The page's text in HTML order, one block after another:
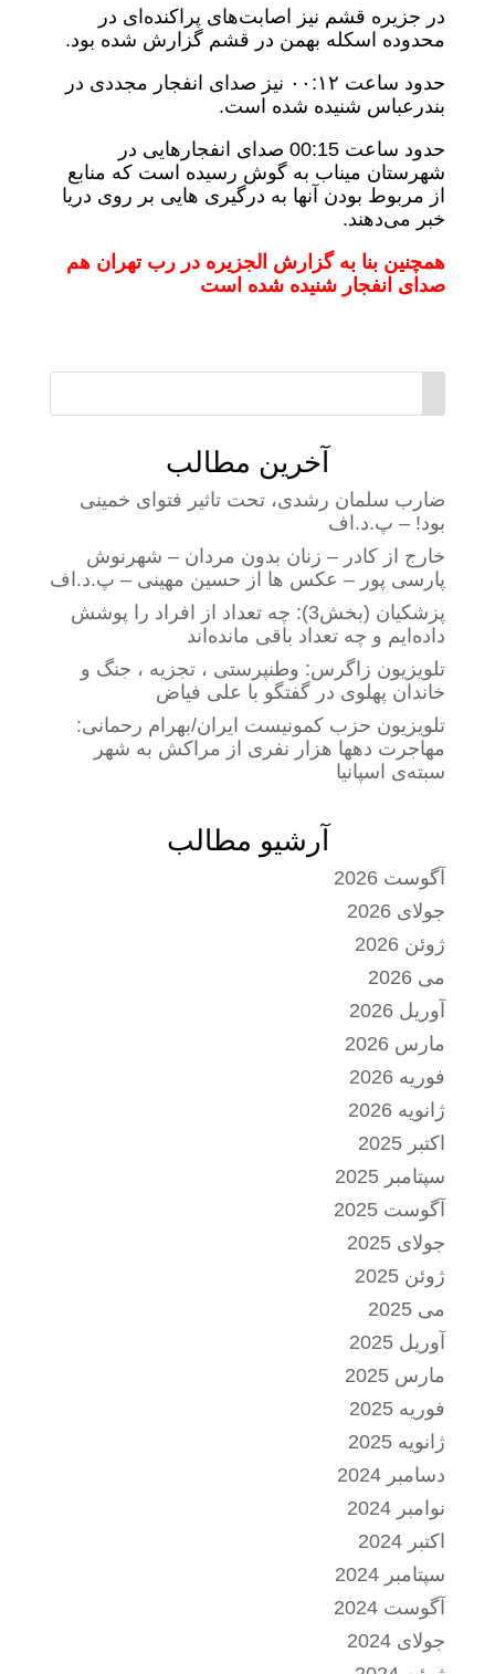
در جزیره قشم نیز اصابت‌های پراکنده‌ای در
محدوده اسکله بهمن در قشم گزارش شده بود.
حدود ساعت ۰۰:۱۲ نیز صدای انفجار مجددی در
بندرعباس شنیده شده است.
حدود ساعت 00:15 صدای انفجارهایی در
شهرستان میناب به گوش رسیده است که منابع
از مربوط بودن آنها به درگیری هایی بر روی دریا
خبر می‌دهند.
همچنین بنا به گزارش الجزیره در رب تهران هم
صدای انفجار شنیده شده است
آخرین مطالب
ضارب سلمان رشدی، تحت تاثیر فتوای خمینی
بود! – پ.د.اف
خارج از کادر – زنان بدون مردان – شهرنوش
پارسی پور – عکس ها از حسین مهینی – پ.د.اف
پزشکیان (بخش3): چه تعداد از افراد را پوشش
داده‌ایم و چه تعداد باقی مانده‌اند
تلویزیون زاگرس: وطنپرستی ، تجزیه ، جنگ و
خاندان پهلوی در گفتگو با علی فیاض
تلویزیون حزب کمونیست ایران/بهرام رحمانی:
مهاجرت دهها هزار نفری از مراکش به شهر
سبته‌ی اسپانیا
آرشیو مطالب
آگوست 2026
جولای 2026
ژوئن 2026
می 2026
آوریل 2026
مارس 2026
فوریه 2026
ژانویه 2026
اکتبر 2025
سپتامبر 2025
آگوست 2025
جولای 2025
ژوئن 2025
می 2025
آوریل 2025
مارس 2025
فوریه 2025
ژانویه 2025
دسامبر 2024
نوامبر 2024
اکتبر 2024
سپتامبر 2024
آگوست 2024
جولای 2024